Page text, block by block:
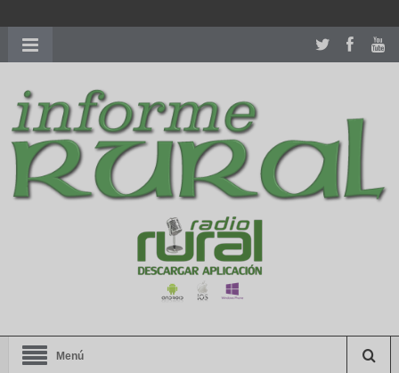
richardmillereplica
women.patekphilippe.tofor sale in usa recognized command with
dining room table ceremony. welcome to our
perfectwatches.is
shop. best youngsexdoll.comwith professional customer
services. 1: 1 design high
https://reallydiamond.com/
Menú